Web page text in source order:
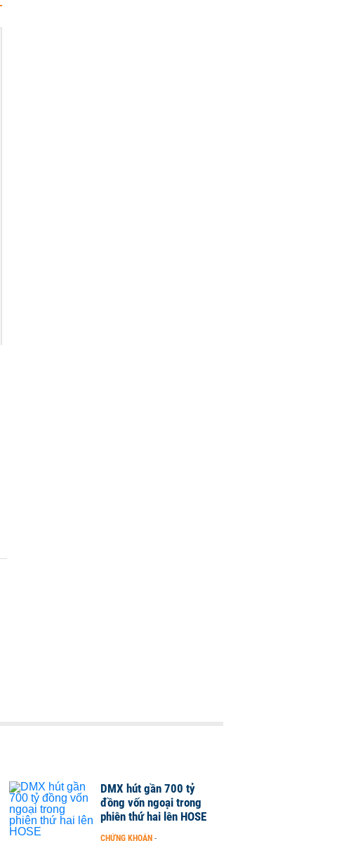
DMX hút gần 700 tỷ
đồng vốn ngoại trong
phiên thứ hai lên HOSE
CHỨNG KHOÁN -